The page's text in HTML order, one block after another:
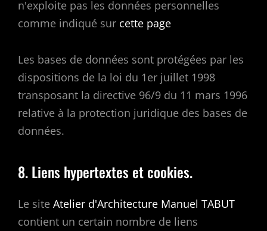
n'exploite pas les données personnelles
comme indiqué sur cette page
Les bases de données sont protégées par les
dispositions de la loi du 1er juillet 1998
transposant la directive 96/9 du 11 mars 1996
relative à la protection juridique des bases de
données.
8. Liens hypertextes et cookies.
Le site Atelier d'Architecture Manuel TABUT
contient un certain nombre de liens